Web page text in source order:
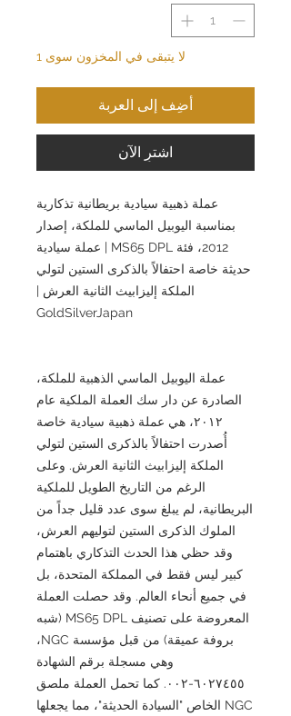
لا يتبقى في المخزون سوى 1
أضِف إلى العربة
اشترِ الآن
عملة ذهبية سيادية بريطانية تذكارية
بمناسبة اليوبيل الماسي للملكة، إصدار
2012، فئة MS65 DPL | عملة سيادية
حديثة خاصة احتفالاً بالذكرى الستين لتولي
الملكة إليزابيث الثانية العرش |
GoldSilverJapan
عملة اليوبيل الماسي الذهبية للملكة،
الصادرة عن دار سك العملة الملكية عام
٢٠١٢، هي عملة ذهبية سيادية خاصة
أُصدرت احتفالاً بالذكرى الستين لتولي
الملكة إليزابيث الثانية العرش. وعلى
الرغم من التاريخ الطويل للملكية
البريطانية، لم يبلغ سوى عدد قليل جداً من
الملوك الذكرى الستين لتوليهم العرش،
وقد حظي هذا الحدث التذكاري باهتمام
كبير ليس فقط في المملكة المتحدة، بل
في جميع أنحاء العالم. وقد حصلت العملة
المعروضة على تصنيف MS65 DPL (شبه
بروفة عميقة) من قبل مؤسسة NGC،
وهي مسجلة برقم الشهادة
٦٠٢٧٤٥٥-٠٠٢. كما تحمل العملة ملصق
NGC الخاص "السيادة الحديثة"، مما يجعلها